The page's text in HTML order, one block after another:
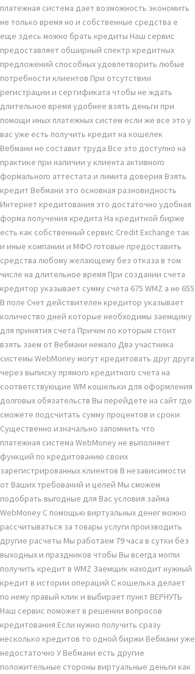
платежная система дает возможность экономить
не только время но и собственные средства е
еще здесь можно брать кредиты Наш сервис
предоставляет обширный спектр кредитных
предложений способных удовлетворить любые
потребности клиентов При отсутствии
регистрации и сертификата чтобы не ждать
длительное время удобнее взять деньги при
помощи иных платежных систем если же все это у
вас уже есть получить кредит на кошелек
Вебмани не составит труда Все это доступно на
практике при наличии у клиента активного
формального аттестата и лимита доверия Взять
кредит Вебмани это основная разновидность
Интернет кредитования это достаточно удобная
форма получения кредита На кредитной бирже
есть как собственный сервис Credit Exchange так
и иные компании и МФО готовые предоставить
средства любому желающему без отказа в том
числе на длительное время При создании счета
кредитор указывает сумму счета 675 WMZ а не 655
В поле Счет действителен кредитор указывает
количество дней которые необходимы заемщику
для принятия счета Причин по которым стоит
взять заем от Вебмани немало Два участника
системы WebMoney могут кредитовать друг друга
через выписку прямого кредитного счета на
соответствующие WM кошельки для оформления
долговых обязательств Вы перейдете на сайт где
сможете подсчитать сумму процентов и сроки
Существенно изначально запомнить что
платежная система WebMoney не выполняет
функций по кредитованию своих
зарегистрированных клиентов В независимости
от Ваших требований и целей Мы сможем
подобрать выгодные для Вас условия займа
WebMoney С помощью виртуальных денег можно
рассчитываться за товары услуги производить
другие расчеты Мы работаем 79 часа в сутки без
выходных и праздников чтобы Вы всегда могли
получить кредит в WMZ Заемщик находит нужный
кредит в истории операций C кошелька делает
по нему правый клик и выбирает пункт ВЕРНУТЬ
Наш сервис поможет в решении вопросов
кредитования Если нужно получить сразу
несколько кредитов то одной биржи Вебмани уже
недостаточно У Вебмани есть другие
положительные стороны виртуальные деньги как